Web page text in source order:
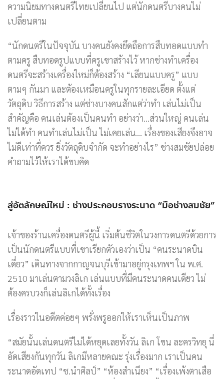
ความนิยมทางดนตรีไทยเปลี่ยนไป แต่นักดนตรีบางคนไม่
เปลี่ยนตาม
“นักดนตรีในปัจจุบัน บางคนยังคงยึดถือการสืบทอดแบบทำ
ตามครู สืบทอดรูปแบบที่ครูเขาสร้างไว้ หากช่างทำเครื่อง
ดนตรีจะสร้างเครื่องใหม่ก็ต้องสร้าง “เลียนแบบครู” แบบ
ตามๆ กันมา และต้องเหมือนครูในทุกรายละเอียด ตั้งแต่
วัตถุดิบ วิธีการสร้าง แต่ช่างบางคนสักแต่ว่าทำ เล่นไม่เป็น
สำคัญคือ คนเล่นต้องเป็นคนทำ อย่างว่า…ส่วนใหญ่ คนเล่น
ไม่ได้ทำ คนทำเล่นไม่เป็น ไม่เคยเล่น… เรื่องของเสียงจึงอาจ
ไม่ดีเท่าที่ควร ยิ่งวัตถุดิบจำกัด จะทำอย่างไร” ช่างสมชัยปล่อย
คำถามไว้ให้เราได้ขบคิด
สู่อัตลักษณ์ใหม่ : ช่างประกอบรางระนาด “มือช่างสมชัย”
เจ้าของร้านเครื่องดนตรีผู้นี้ เริ่มต้นชีวิตในวงการดนตรีด้วยการ
เป็นนักดนตรีแบบที่เขาเรียกตัวเองว่าเป็น “คนระนาดบิน
เดี่ยว” เดินทางจากกาญจนบุรีเข้ามาอยู่กรุงเทพฯ ใน พ.ศ.
2510 มาเล่นตามวงลิเก เล่นแบบที่มีคนระนาดคนเดียว ไม่
ต้องครบวงก็เล่นลิเกได้ทั้งเรื่อง
เรื่องราวในอดีตค่อยๆ พรั่งพรูออกให้เราเห็นเป็นภาพ
“สมัยนั้นเล่นดนตรีไม่ได้หยุดเลยทั้งวัน ลิเก โขน ละครวิทยุ นี่
อัดเสียงกันทุกวัน ลิเกมีหลายคณะ รุ่งเรื่องมาก เราเป็นคน
ระนาดอัดเทป “ช.นำศิลป์” “ห้องสำเนียง” “เรื่องเพ้งตาเสือ